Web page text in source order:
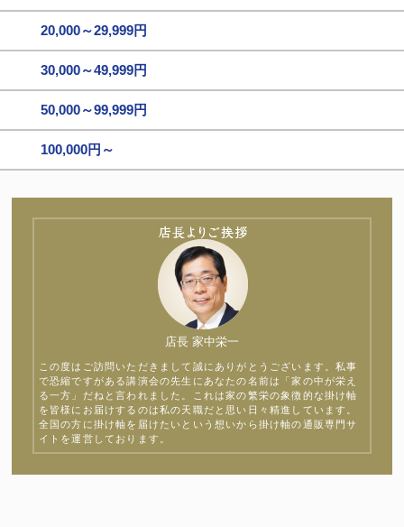
20,000～29,999円
30,000～49,999円
50,000～99,999円
100,000円～
店長 家中栄一
この度はご訪問いただきまして誠にありがとうございます。私事
で恐縮ですがある講演会の先生にあなたの名前は「家の中が栄え
る一方」だねと言われました。これは家の繁栄の象徴的な掛け軸
を皆様にお届けするのは私の天職だと思い日々精進しています。
全国の方に掛け軸を届けたいという想いから掛け軸の通販専門サ
イトを運営しております。